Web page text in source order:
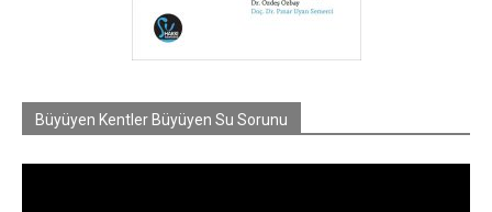
Büyüyen Kentler Büyüyen Su Sorunu